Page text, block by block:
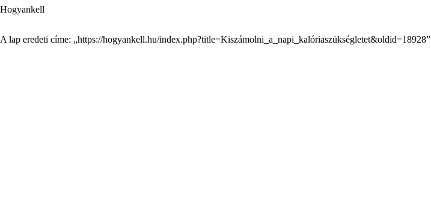
Hogyankell
A lap eredeti címe: „https://hogyankell.hu/index.php?title=Kiszámolni_a_napi_kalóriaszükségletet&oldid=18928”